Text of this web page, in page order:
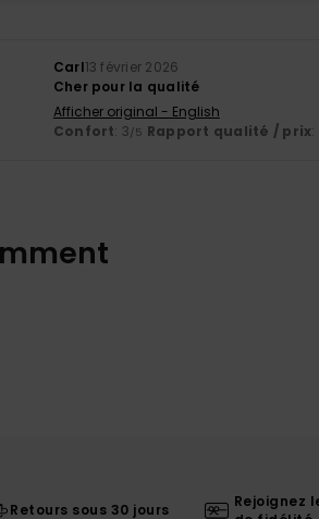
Carl13 février 2026
Cher pour la qualité
Afficher original - English
Confort: 3/5 Rapport qualité / prix:
Retours sous 30 jours
Rejoignez